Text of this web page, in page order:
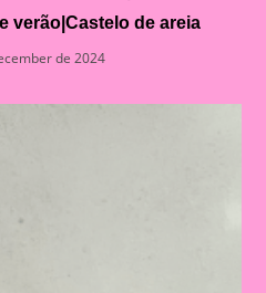
verão|Castelo de areia
de 2024